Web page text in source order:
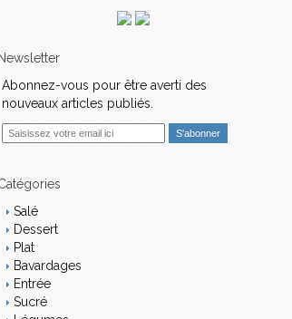
Newsletter
Abonnez-vous pour être averti des
nouveaux articles publiés.
i Catégories
Salé
Dessert
Plat
Bavardages
Entrée
Sucré